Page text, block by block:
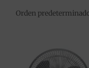
precio
original
precio
actual